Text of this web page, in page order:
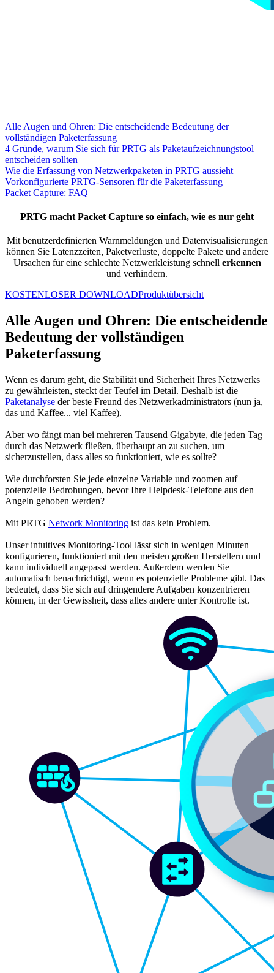
Alle Augen und Ohren: Die entscheidende Bedeutung der
vollständigen Paketerfassung
4 Gründe, warum Sie sich für PRTG als Paketaufzeichnungstool
entscheiden sollten
Wie die Erfassung von Netzwerkpaketen in PRTG aussieht
Vorkonfigurierte PRTG-Sensoren für die Paketerfassung
Packet Capture: FAQ
PRTG macht Packet Capture so einfach, wie es nur geht
Mit benutzerdefinierten Warnmeldungen und Datenvisualisierungen
können Sie Latenzzeiten, Paketverluste, doppelte Pakete und andere
Ursachen für eine schlechte Netzwerkleistung schnell erkennen
und verhindern.
KOSTENLOSER DOWNLOADProduktübersicht
Alle Augen und Ohren: Die entscheidende
Bedeutung der vollständigen
Paketerfassung
Wenn es darum geht, die Stabilität und Sicherheit Ihres Netzwerks
zu gewährleisten, steckt der Teufel im Detail. Deshalb ist die
Paketanalyse der beste Freund des Netzwerkadministrators (nun ja,
das und Kaffee... viel Kaffee).
Aber wo fängt man bei mehreren Tausend Gigabyte, die jeden Tag
durch das Netzwerk fließen, überhaupt an zu suchen, um
sicherzustellen, dass alles so funktioniert, wie es sollte?
Wie durchforsten Sie jede einzelne Variable und zoomen auf
potenzielle Bedrohungen, bevor Ihre Helpdesk-Telefone aus den
Angeln gehoben werden?
Mit PRTG Network Monitoring ist das kein Problem.
Unser intuitives Monitoring-Tool lässt sich in wenigen Minuten
konfigurieren, funktioniert mit den meisten großen Herstellern und
kann individuell angepasst werden. Außerdem werden Sie
automatisch benachrichtigt, wenn es potenzielle Probleme gibt. Das
bedeutet, dass Sie sich auf dringendere Aufgaben konzentrieren
können, in der Gewissheit, dass alles andere unter Kontrolle ist.